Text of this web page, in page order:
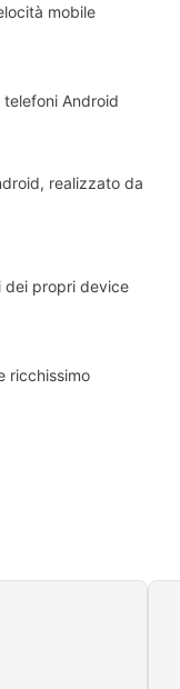
mobile
Android
realizzato da
dei propri device
ricchissimo